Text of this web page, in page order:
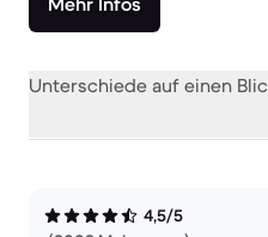
Unterschiede auf einen
4,5/5